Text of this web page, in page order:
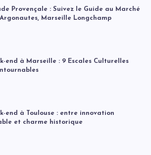
Provençale : Suivez le Guide au Marché
Marseille Longchamp
end à Marseille : 9 Escales Culturelles
end à Toulouse : entre innovation
et charme historique